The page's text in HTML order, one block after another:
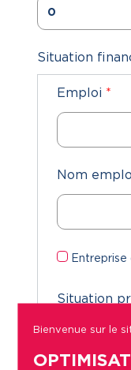
Situation
Emploi *
Nom
Situation
Bienvenue sur le